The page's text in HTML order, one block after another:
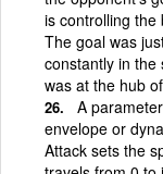
is controlling the
The goal was
constantly in the
was at the hub
A
envelope or
Attack sets the